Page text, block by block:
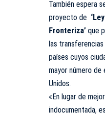
También espera
proyecto de
Fronteriza’ que
las
países cuyos
mayor número de
Unidos.
«En lugar de
indocumentada,